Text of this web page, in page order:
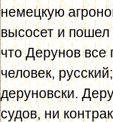
немецкую
высосет и пошел
что Дерунов все
человек,
деруновски.
судов, ни